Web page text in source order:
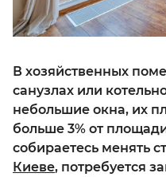
В хозяйственных
санузлах или
небольшие окна, их
больше 3% от
собираетесь менять
Киеве, потребуется